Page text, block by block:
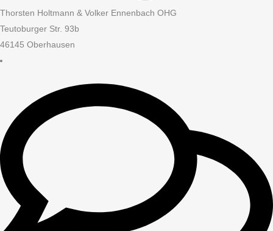
Thorsten Holtmann & Volker Ennenbach OHG
Teutoburger Str. 93b
46145 Oberhausen